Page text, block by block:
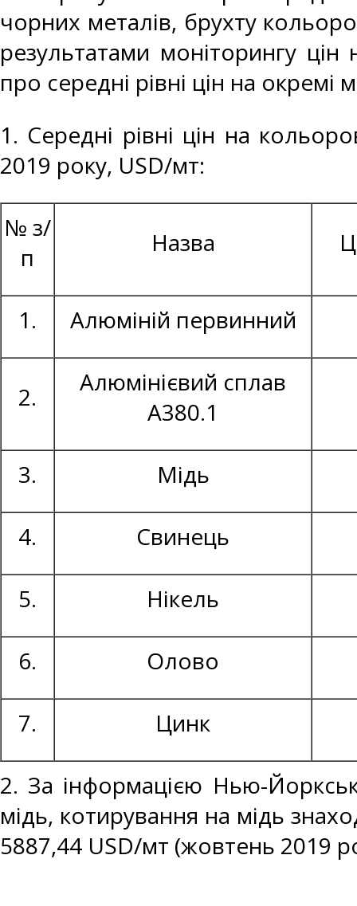
чорних металів, брухту
результатами моніторингу
про середні рівні цін на окремі
1. Середні рівні цін на
2019 року, USD/мт:
№ з/
п
Назва
1. Алюміній первинний
2.
Алюмінієвий сплав
А380.1
3. Мідь
4. Свинець
5. Нікель
6. Олово
7. Цинк
2. За інформацією Нью-
мідь, котирування на мідь
5887,44 USD/мт (жовтень 2019